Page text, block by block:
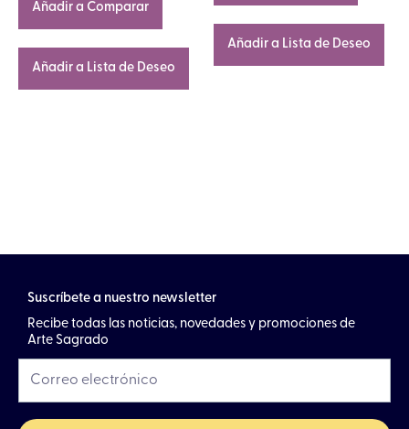
Añadir a Comparar
Añadir a Lista de Deseo
Añadir a Lista de Deseo
Suscríbete a nuestro newsletter
Recibe todas las noticias, novedades y promociones de
Arte Sagrado